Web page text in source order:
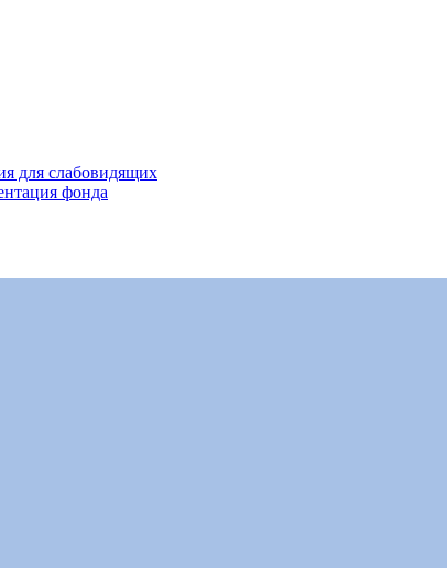
для слабовидящих
фонда